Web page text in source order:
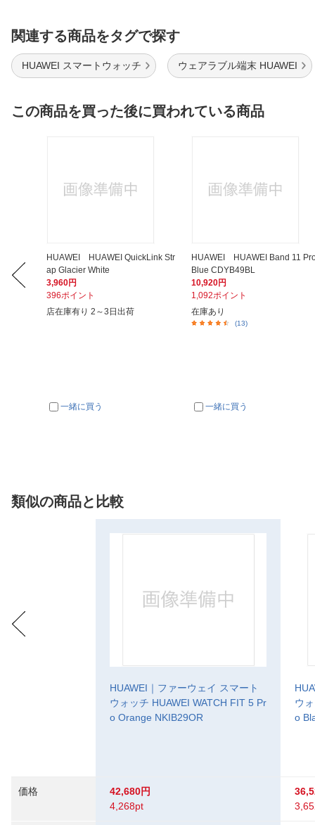
関連する商品をタグで探す
HUAWEI スマートウォッチ ウェアラブル端末 HUAWEI
この商品を買った後に買われている商品
HUAWEI HUAWEI QuickLink Str
ap Glacier White
3,960円
396ポイント
店在庫有り 2～3日出荷
一緒に買う
HUAWEI HUAWEI Band 11
Blue CDYB49BL
10,920円
1,092ポイント
在庫あり
(13)
一緒に買う
類似の商品と比較
価格
HUAWEI｜ファーウェイ スマート
ウォッチ HUAWEI WATCH FIT 5 Pr
o Orange NKIB29OR
42,680円
4,268pt
ウ
o